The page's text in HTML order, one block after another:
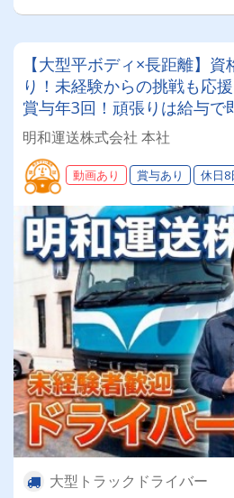
【大型平ボディ×長距離】
り！未経験からの挑戦も応
賞与年3回！頑張りは給与
制度で、一生モノのスキルが
明和運送株式会社 本社
動画あり 賞与あり 休日8
大型トラックドライバー